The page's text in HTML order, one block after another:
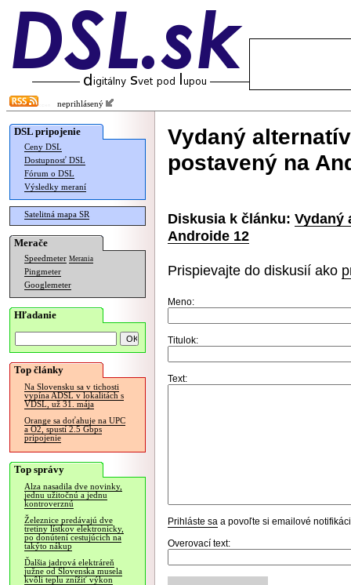
neprihlásený
DSL pripojenie
Ceny DSL
Dostupnosť DSL
Fórum o DSL
Výsledky meraní
Satelitná mapa SR
Merače
Speedmeter Merania
Pingmeter
Googlemeter
Hľadanie
Top články
Na Slovensku sa v tichosti
vypína ADSL v lokalitách s
VDSL, už 31. mája
Orange sa doťahuje na UPC
a O2, spustí 2.5 Gbps
pripojenie
Top správy
Alza nasadila dve novinky,
jednu užitočnú a jednu
kontroverznú
Železnice predávajú dve
tretiny lístkov elektronicky,
po donútení cestujúcich na
takýto nákup
Ďalšia jadrová elektráreň
južne od Slovenska musela
kvôli teplu znížiť výkon
Vydaný
postavený na
Diskusia k článku: Vydaný
Androide 12
Prispievajte do diskusií ako
Meno:
Titulok:
Text:
Prihláste sa a povoľte si emailové
Overovací text: